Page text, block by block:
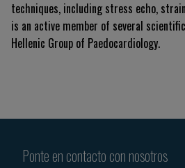
techniques, including stress echo,
is an active member of several
Hellenic Group of Paedocardiology.
Ponte en contacto con nosotros